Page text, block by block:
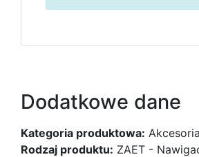
Dodatkowe dane
Kategoria produktowa:
Rodzaj produktu: ZAET -